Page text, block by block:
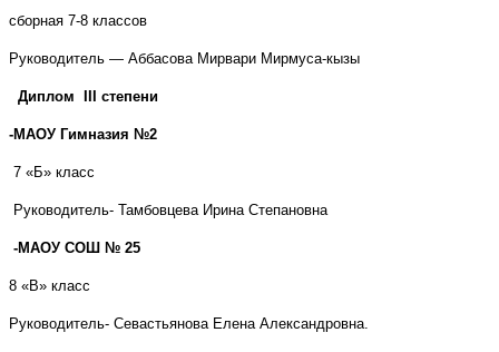
сборная 7-8 классов
Руководитель — Аббасова Мирвари Мирмуса-кызы
Диплом степени
-МАОУ Гимназия №2
7 «Б» класс
Руководитель- Тамбовцева Ирина Степановна
-МАОУ СОШ № 25
8 «В» класс
Руководитель- Севастьянова Елена Александровна.